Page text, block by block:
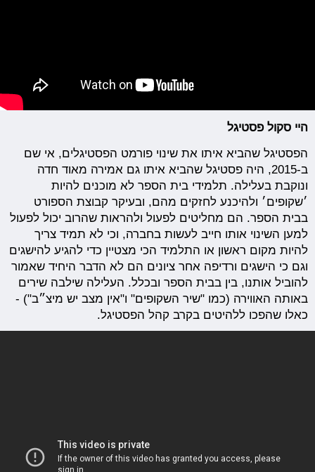
היי סקול פסטיגל
הפסטיגל שהביא איתו את שינוי פורמט הפסטיגלים, אי שם
ב-2015, היה פסטיגל שהביא איתו גם אמירה מאוד חדה
ונוקבת בעלילה. תלמידי בית הספר לא מוכנים להיות
׳שקופים׳ ולהיכנע לחזקים מהם, ובעיקר קבוצת הספורט
בבית הספר. הם מחליטים לפעול ולהראות שהרוב יכול לפעול
למען השינוי אותו חייב לעשות בחברה, וכי לא תמיד צריך
להיות מקום ראשון או התלמיד הכי מצטיין כדי להגיע להישגים
וגם כי הישגים ורדיפה אחר ציונים הם לא הדבר היחיד שאמור
להוביל אותנו, בין בבית הספר ובכלל. העלילה שילבה שירים
באותה האווירה (כמו "שיר השקופים" ו"אין מצב יש מיצ״ב") -
כאלו שהפכו ללהיטים בקרב קהל הפסטיגל.